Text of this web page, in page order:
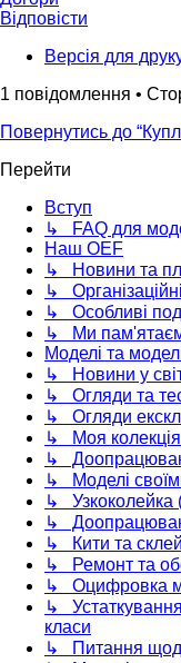
Відповісти
Версія для
1 повідомлення •
Повернутись до
Перейти
Вступ
↳ FAQ для
Наш OEF
↳ Новини та
↳
↳ Особливі
↳ Ми
Моделі та
↳ Новини у
↳ Огляди та
↳ Огляди
↳ Моя
↳
↳ Моделі
↳ Узкоколейка
↳
↳ Кити та
↳ Ремонт та
↳ Оцифровка
↳
класи
↳ Питання